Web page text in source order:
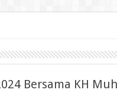
Bersama KH